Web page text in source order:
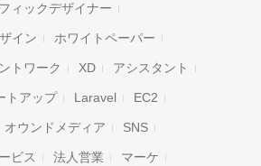
ィックデザイナー
イン ホワイトペーパー
トワーク XD アシスタント
トアップ Laravel EC2
オウンドメディア SNS
ビス 法人営業 マーケ